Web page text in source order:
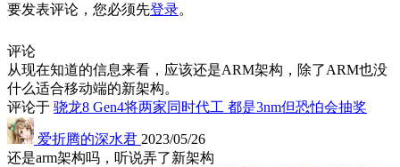
要发表评论，您必须先登录。
评论
从现在知道的信息来看，应该还是ARM架构，除了ARM也没
什么适合移动端的新架构。
评论于 骁龙8 Gen4将两家同时代工 都是3nm但恐怕会抽奖
爱折腾的深水君 2023/05/26
还是arm架构吗，听说弄了新架构